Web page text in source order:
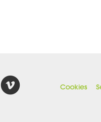
Cookies